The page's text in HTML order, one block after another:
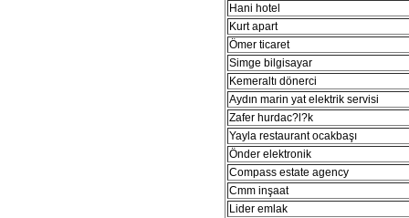
Hani hotel
Kurt apart
Ömer ticaret
Simge bilgisayar
Kemeraltı dönerci
Aydın marin yat elektrik servisi
Zafer hurdac?l?k
Yayla restaurant ocakbaşı
Önder elektronik
Compass estate agency
Cmm inşaat
Lider emlak